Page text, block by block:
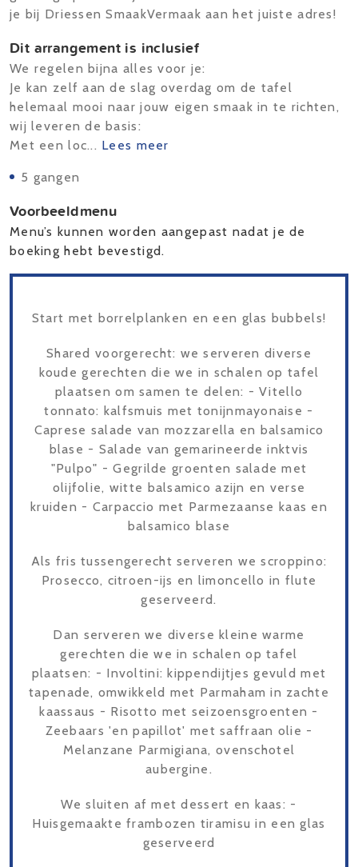
je bij Driessen SmaakVermaak aan het juiste adres!
Dit arrangement is inclusief
We regelen bijna alles voor je:
Je kan zelf aan de slag overdag om de tafel
helemaal mooi naar jouw eigen smaak in te richten,
wij leveren de basis:
Met een loc... Lees meer
5 gangen
Voorbeeldmenu
Menu’s kunnen worden aangepast nadat je de
boeking hebt bevestigd.
Start met borrelplanken en een glas bubbels!
Shared voorgerecht: we serveren diverse
koude gerechten die we in schalen op tafel
plaatsen om samen te delen: - Vitello
tonnato: kalfsmuis met tonijnmayonaise -
Caprese salade van mozzarella en balsamico
blase - Salade van gemarineerde inktvis
"Pulpo" - Gegrilde groenten salade met
olijfolie, witte balsamico azijn en verse
kruiden - Carpaccio met Parmezaanse kaas en
balsamico blase
Als fris tussengerecht serveren we scroppino:
Prosecco, citroen-ijs en limoncello in flute
geserveerd.
Dan serveren we diverse kleine warme
gerechten die we in schalen op tafel
plaatsen: - Involtini: kippendijtjes gevuld met
tapenade, omwikkeld met Parmaham in zachte
kaassaus - Risotto met seizoensgroenten -
Zeebaars 'en papillot' met saffraan olie -
Melanzane Parmigiana, ovenschotel
aubergine.
We sluiten af met dessert en kaas: -
Huisgemaakte frambozen tiramisu in een glas
geserveerd